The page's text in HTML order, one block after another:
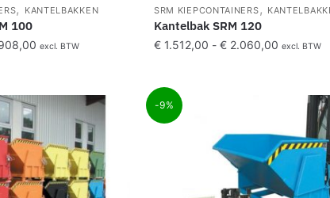
, KANTELBAKKEN
100
excl. BTW
SRM KIEPCONTAINERS,
Kantelbak SRM 120
€1.512,00 - €2.060,00 excl. BTW
-9%